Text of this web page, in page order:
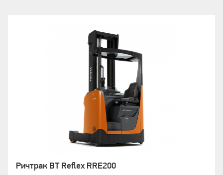
Ричтрак BT Reflex RRE200